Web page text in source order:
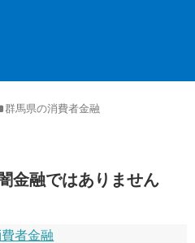
群馬県の消費者金融
金融ではありません
者金融